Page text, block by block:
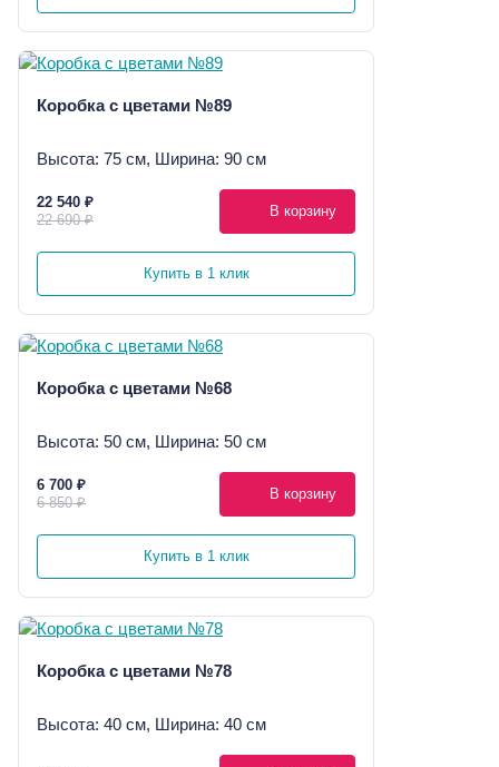
Коробка с цветами №89
Высота: 75 см, Ширина: 90 см
22 540 ₽
22 690 ₽
В корзину
Купить в 1 клик
Коробка с цветами №68
Высота: 50 см, Ширина: 50 см
6 700 ₽
6 850 ₽
В корзину
Купить в 1 клик
Коробка с цветами №78
Высота: 40 см, Ширина: 40 см